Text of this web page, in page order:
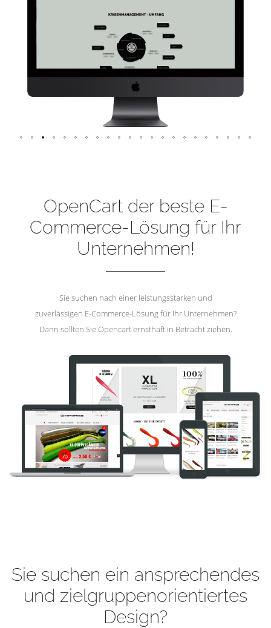
OpenCart der beste E-
Commerce-Lösung für Ihr
Unternehmen!
Sie suchen nach einer leistungsstarken und
zuverlässigen E-Commerce-Lösung für Ihr Unternehmen?
Dann sollten Sie Opencart ernsthaft in Betracht ziehen.
Sie suchen ein ansprechendes
und zielgruppenorientiertes
Design?